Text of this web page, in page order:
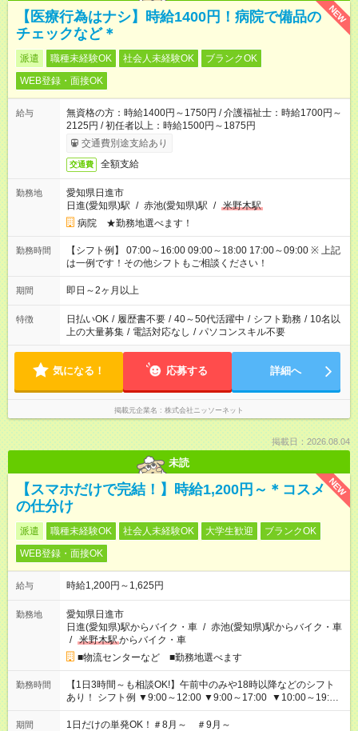
NEW
【医療行為はナシ】時給1400円！病院で備品の
チェックなど＊
派遣 職種未経験OK 社会人未経験OK
ブランクOK
WEB登録・面接OK
給与
無資格の方：時給1400円～1750円 / 介護福祉士：時給1700円～
2125円 / 初任者以上：時給1500円～1875円
交通費別途支給あり
交通費 全額支給
勤務地
愛知県日進市
日進(愛知県)駅 / 赤池(愛知県)駅 / 米野木駅
病院 ★勤務地選べます！
勤務時間
【シフト例】 07:00～16:00 09:00～18:00 17:00～09:00 ※ 上記
は一例です！その他シフトもご相談ください！
期間 即日～2ヶ月以上
特徴 日払いOK / 履歴書不要 / 40～50代活躍中 / シフト勤務 / 10名以
上の大量募集 / 電話対応なし / パソコンスキル不要
気になる！ 応募する 詳細へ
掲載元企業名 株式会社ニッソーネット
掲載日：2026.08.04
未読
NEW
【スマホだけで完結！】時給1,200円～＊コスメ
の仕分け
派遣 職種未経験OK 社会人未経験OK 大学生歓迎
ブランクOK
WEB登録・面接OK
給与 時給1,200円～1,625円
勤務地
愛知県日進市
日進(愛知県)駅からバイク・車 / 赤池(愛知県)駅からバイク・車
/ 米野木駅からバイク・車
■物流センターなど ■勤務地選べます
勤務時間
【1日3時間～も相談OK!】午前中のみや18時以降などのシフト
あり！ シフト例 ▼9:00～12:00 ▼9:00～17:00 ▼10:00～19:00
▼18:00～21:00
期間 1日だけの単発OK！＃8月～ ＃9月～